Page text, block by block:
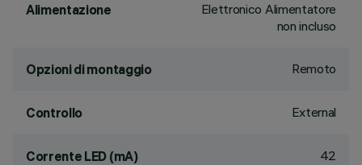
Alimentazione
Elettronico Alimentatore
non incluso
Opzioni di montaggio Remoto
Controllo External
Corrente LED (mA) 42